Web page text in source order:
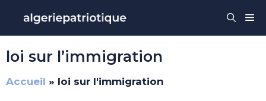
contenu
loi sur l’immigration
Accueil » loi sur l'immigration